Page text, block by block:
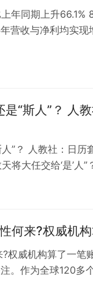
年同期上升66.1%
营收与净利均实现
油现货平均价格为
是“斯人”？ 人
”？ 人教社：日历
将大任交给‘是’
现在的教科书变成
何来?权威机
权威机构算了一
。作为全球120多